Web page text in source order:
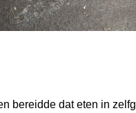
bereidde dat eten in